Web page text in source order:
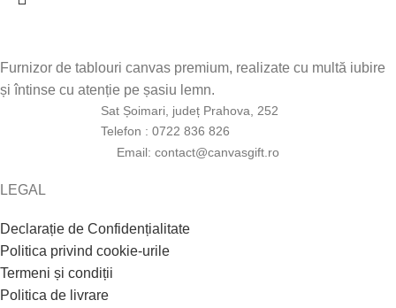
Furnizor de tablouri canvas premium, realizate cu multă iubire
și întinse cu atenție pe șasiu lemn.
Sat Șoimari, județ Prahova, 252
Telefon : 0722 836 826
Email: contact@canvasgift.ro
LEGAL
Declarație de Confidențialitate
Politica privind cookie-urile
Termeni și condiții
Politica de livrare